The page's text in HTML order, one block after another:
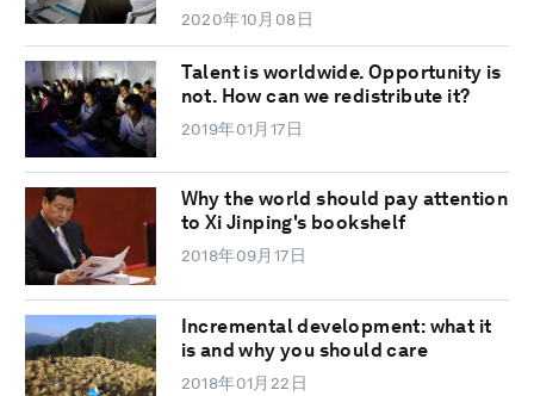
2020年10月08日
Talent is worldwide. Opportunity is
not. How can we redistribute it?
2019年01月17日
Why the world should pay attention
to Xi Jinping's bookshelf
2018年09月17日
Incremental development: what it
is and why you should care
2018年01月22日